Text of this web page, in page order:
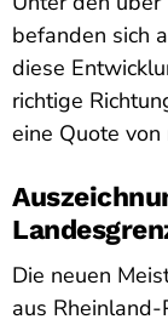
befanden sich
diese
richtige
eine Quote
Die neuen
aus